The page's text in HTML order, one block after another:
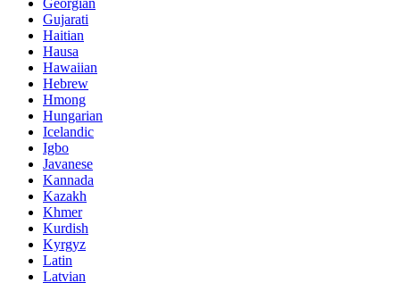
Georgian
Gujarati
Haitian
Hausa
Hawaiian
Hebrew
Hmong
Hungarian
Icelandic
Igbo
Javanese
Kannada
Kazakh
Khmer
Kurdish
Kyrgyz
Latin
Latvian